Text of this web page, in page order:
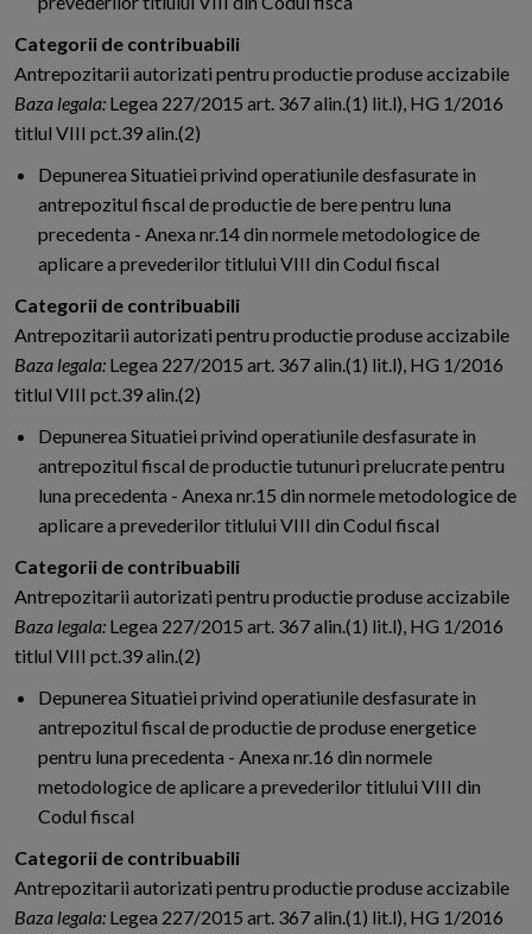
Categorii de contribuabili
Antrepozitarii autorizati pentru productie produse accizabile
Baza legala: Legea 227/2015 art. 367 alin.(1) lit.l), HG 1/2016
titlul VIII pct.39 alin.(2)
Depunerea Situatiei privind operatiunile desfasurate in
antrepozitul fiscal de productie de bere pentru luna
precedenta - Anexa nr.14 din normele metodologice de
aplicare a prevederilor titlului VIII din Codul fiscal
Categorii de contribuabili
Antrepozitarii autorizati pentru productie produse accizabile
Baza legala: Legea 227/2015 art. 367 alin.(1) lit.l), HG 1/2016
titlul VIII pct.39 alin.(2)
Depunerea Situatiei privind operatiunile desfasurate in
antrepozitul fiscal de productie tutunuri prelucrate pentru
luna precedenta - Anexa nr.15 din normele metodologice de
aplicare a prevederilor titlului VIII din Codul fiscal
Categorii de contribuabili
Antrepozitarii autorizati pentru productie produse accizabile
Baza legala: Legea 227/2015 art. 367 alin.(1) lit.l), HG 1/2016
titlul VIII pct.39 alin.(2)
Depunerea Situatiei privind operatiunile desfasurate in
antrepozitul fiscal de productie de produse energetice
pentru luna precedenta - Anexa nr.16 din normele
metodologice de aplicare a prevederilor titlului VIII din
Codul fiscal
Categorii de contribuabili
Antrepozitarii autorizati pentru productie produse accizabile
Baza legala: Legea 227/2015 art. 367 alin.(1) lit.l), HG 1/2016